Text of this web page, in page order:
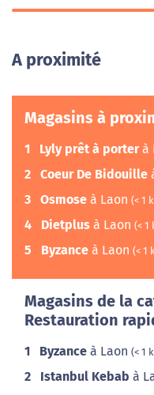
A proximité
Magasins à
1 Lyly prêt à porterà
2 Coeur De Bidouille
3 Osmose à Laon (< 1
4 Dietplus à Laon (< 1
5 Byzance à Laon (< 1
Magasins de la
Restauration
1 Byzance à Laon (< 1
2 Istanbul Kebab à